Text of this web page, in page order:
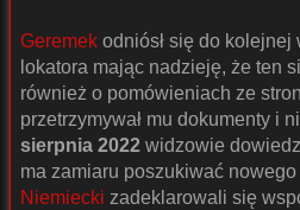
Geremek odniósł się do
lokatora mając nadzieję, że ten
również o pomówieniach ze
przetrzymywał mu dokumenty i
sierpnia 2022 widzowie
ma zamiaru poszukiwać
Niemiecki zadeklarowali się